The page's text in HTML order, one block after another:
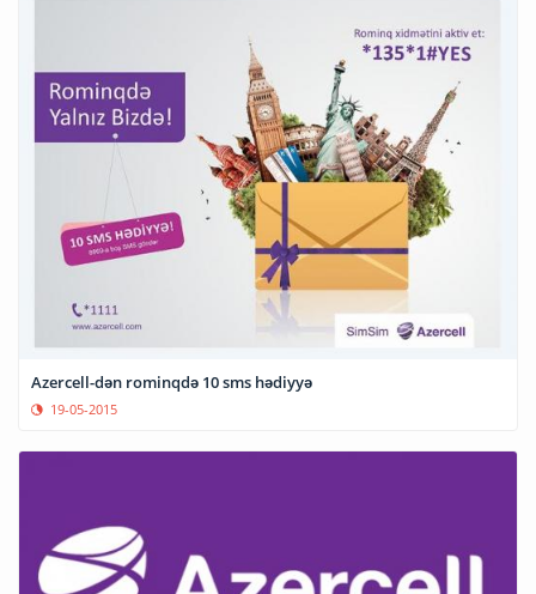
Azercell-dən rominqdə 10 sms hədiyyə
19-05-2015